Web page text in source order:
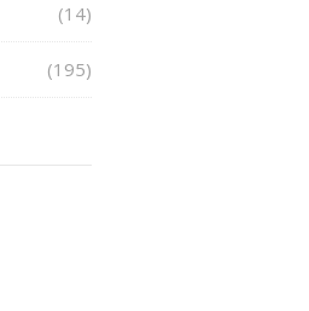
(14)
(195)